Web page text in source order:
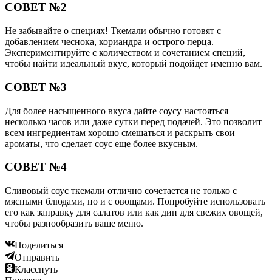
СОВЕТ №2
Не забывайте о специях! Ткемали обычно готовят с
добавлением чеснока, кориандра и острого перца.
Экспериментируйте с количеством и сочетанием специй,
чтобы найти идеальный вкус, который подойдет именно вам.
СОВЕТ №3
Для более насыщенного вкуса дайте соусу настояться
несколько часов или даже сутки перед подачей. Это позволит
всем ингредиентам хорошо смешаться и раскрыть свои
ароматы, что сделает соус еще более вкусным.
СОВЕТ №4
Сливовый соус ткемали отлично сочетается не только с
мясными блюдами, но и с овощами. Попробуйте использовать
его как заправку для салатов или как дип для свежих овощей,
чтобы разнообразить ваше меню.
Поделиться
Отправить
Класснуть